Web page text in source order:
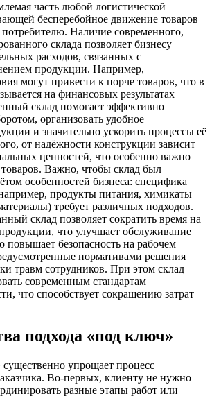
часть любой логистической
бесперебойное движение товаров
потребителю. Наличие современного,
склада позволяет бизнесу
расходов, связанных с
продукции. Например,
могут привести к порче товаров, что в
на финансовых результатах
склад помогает эффективно
организовать удобное
и значительно ускорить процессы её
от надёжности конструкции зависит
ценностей, что особенно важно
Важно, чтобы склад был
особенностей бизнеса: специфика
продукты питания, химикаты
требует различных подходов.
склад позволяет сократить время на
что улучшает обслуживание
повышает безопасность на рабочем
нормативами решения
травм сотрудников. При этом склад
современным стандартам
что способствует сокращению затрат
подхода «под ключ»
упрощает процесс
Во-первых, клиенту не нужно
разные этапы работ или